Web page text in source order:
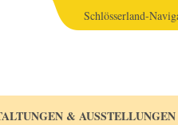
& AUSSTELLUNGEN
Schlösserland-